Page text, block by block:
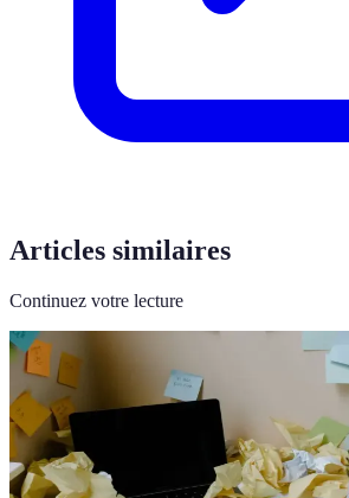
Articles similaires
Continuez votre lecture